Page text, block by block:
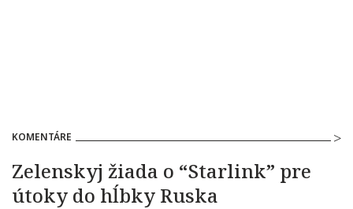
KOMENTÁRE
Zelenskyj žiada o “Starlink” pre
útoky do hĺbky Ruska